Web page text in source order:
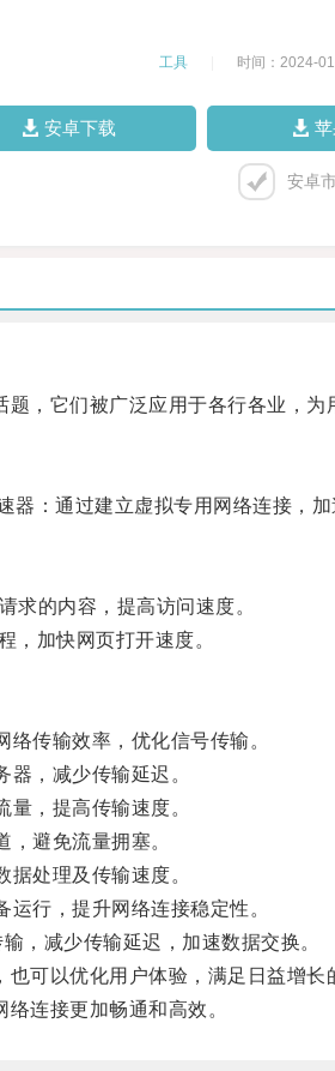
工具 时间：2024-
安卓下载
安卓
它们被广泛应用于各行各业，为
：通过建立虚拟专用网络连接，加
的内容，提高访问速度。
加快网页打开速度。
传输效率，优化信号传输。
，减少传输延迟。
，提高传输速度。
避免流量拥塞。
处理及传输速度。
行，提升网络连接稳定性。
减少传输延迟，加速数据交换。
以优化用户体验，满足日益增长
连接更加畅通和高效。